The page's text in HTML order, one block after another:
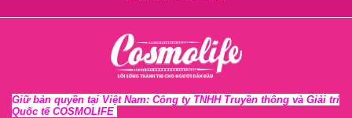
Giữ bản quyền tại Việt Nam: Công ty TNHH Truyền thông và Giải trí
Quốc tế COSMOLIFE